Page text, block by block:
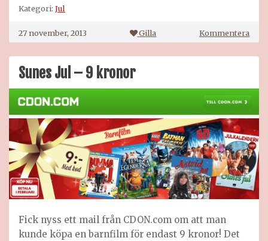
Kategori: Jul
27 november, 2013 Gilla Kommenterapå
Sunes Jul – 9 kronor
Fick nyss ett mail från CDON.com om att man
kunde köpa en barnfilm för endast 9 kronor! Det